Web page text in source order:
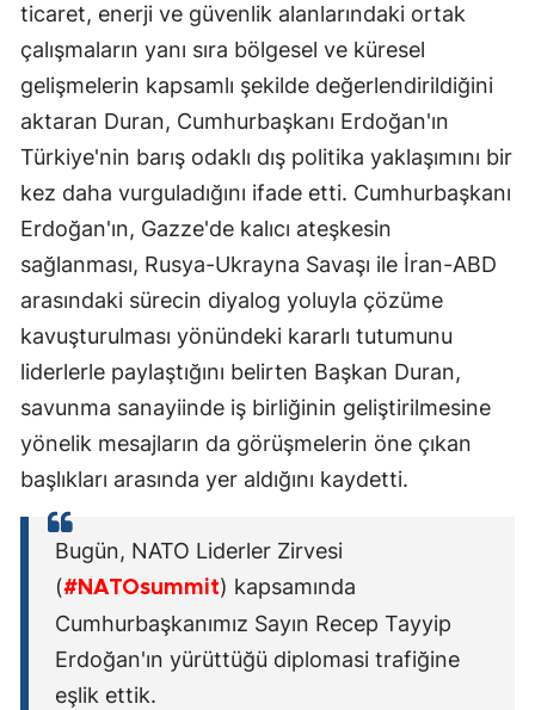
ticaret, enerji ve güvenlik alanlarındaki ortak
çalışmaların yanı sıra bölgesel ve küresel
gelişmelerin kapsamlı şekilde değerlendirildiğini
aktaran Duran, Cumhurbaşkanı Erdoğan'ın
Türkiye'nin barış odaklı dış politika yaklaşımını bir
kez daha vurguladığını ifade etti. Cumhurbaşkanı
Erdoğan'ın, Gazze'de kalıcı ateşkesin
sağlanması, Rusya-Ukrayna Savaşı ile İran-ABD
arasındaki sürecin diyalog yoluyla çözüme
kavuşturulması yönündeki kararlı tutumunu
liderlerle paylaştığını belirten Başkan Duran,
savunma sanayiinde iş birliğinin geliştirilmesine
yönelik mesajların da görüşmelerin öne çıkan
başlıkları arasında yer aldığını kaydetti.
Bugün, NATO Liderler Zirvesi
(#NATOsummit) kapsamında
Cumhurbaşkanımız Sayın Recep Tayyip
Erdoğan'ın yürüttüğü diplomasi trafiğine
eşlik ettik.